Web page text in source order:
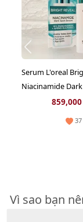
Serum L'oreal
Niacinamide
trắng rạng rỡ và
859,000
37
Vì sao bạn